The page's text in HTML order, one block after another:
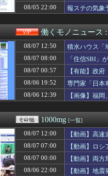
【悲報】大谷翔平さん、
韓国人「日本の美しい街並
【FEH】タイトル変わって
【ホロライブ】ホロドリ、
【日本ハム2軍vs楽天 東地
【競馬】ルメール騎手が『
【遊戯王情報】「Yu-Gi-Oh!
【動画】大阪府警のおっさ
【物議】玉川徹氏、原爆の
お茶入れたりコピー取るだ
【崩壊スターレイル】この
【速報】れいわ新選組、
「カバの肉を“湖のベーコ
渡辺明九段、王座戦挑決19
上國料萌衣ちゃん、留学中
「あのヤフコメ民すらドン
義母「もっと気楽にして
【悲報】ヤニねこ、BPOで
【消費減税】日本の社会
08/05 22:00
報ステの気象
働くモノニュース
08/07 12:50
積水ハウス「
08/07 08:00
「住信SBI」
08/07 00:57
【有能】政
08/06 19:52
専門家「日本
08/06 12:39
【画像】福
1000mg [一覧]
08/07 12:00
【動画】高
08/07 07:00
【動画】ロ
08/07 00:00
【動画】両
08/06 22:00
【動画】地